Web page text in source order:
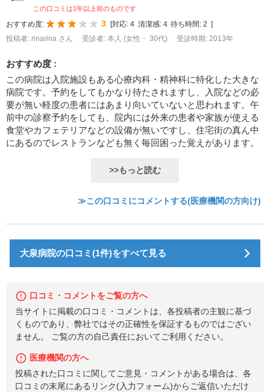
この口コミは1年以上前のものです
おすすめ度: 3 対応: 4 清潔感: 4 待ち時間: 2
投稿者: rinarina さん
受診者: 本人 (女性・ 30代) 受診時期: 2013年
おすすめ度 :
この病院は入院施設もある心療内科・精神科に特化した大きな
病院です。予約をしてもかなり待たされますし、入院などの必
要が無い軽度の患者にはあまり向いていないと思われます。午
前中の診察予約をしても、院内には外来の患者や家族が使える
食堂やカフェテリアなどの設備が無いですし、住宅街の真ん中
にあるのでレストランなども無く毎回困った覚えがあります。
>>もっと読む
≫この口コミにコメントする(医療機関の方向け)
大泉病院の口コミ(1件)をすべて見る
口コミ・コメントをご覧の方へ
当サイトに掲載の口コミ・コメントは、各投稿者の主観に基づ
くものであり、弊社ではその正確性を保証するものではござい
ません。 ご覧の方の自己責任においてご利用ください。
医療機関の方へ
投稿された口コミに関してご意見・コメントがある場合は、各
口コミの末尾にあるリンク(入力フォーム)からご返信いただけ